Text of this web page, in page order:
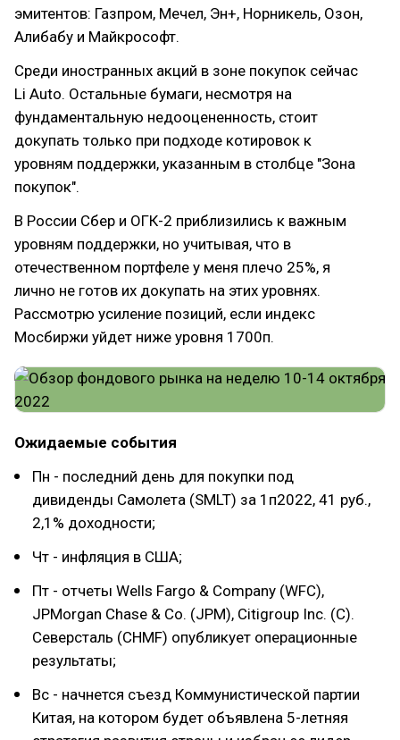
эмитентов: Газпром, Мечел, Эн+, Норникель, Озон,
Алибабу и Майкрософт.
Среди иностранных акций в зоне покупок сейчас
Li Auto. Остальные бумаги, несмотря на
фундаментальную недооцененность, стоит
докупать только при подходе котировок к
уровням поддержки, указанным в столбце "Зона
покупок".
В России Сбер и ОГК-2 приблизились к важным
уровням поддержки, но учитывая, что в
отечественном портфеле у меня плечо 25%, я
лично не готов их докупать на этих уровнях.
Рассмотрю усиление позиций, если индекс
Мосбиржи уйдет ниже уровня 1700п.
Ожидаемые события
Пн - последний день для покупки под
дивиденды Самолета (SMLT) за 1п2022, 41 руб.,
2,1% доходности;
Чт - инфляция в США;
Пт - отчеты Wells Fargo & Company (WFC),
JPMorgan Chase & Co. (JPM), Citigroup Inc. (C).
Северсталь (CHMF) опубликует операционные
результаты;
Вс - начнется съезд Коммунистической партии
Китая, на котором будет объявлена 5-летняя